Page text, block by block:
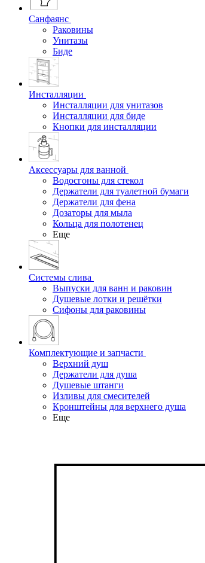
Санфаянс
Раковины
Унитазы
Биде
Инсталляции
Инсталляции для унитазов
Инсталляции для биде
Кнопки для инсталляции
Аксессуары для ванной
Водосгоны для стекол
Держатели для туалетной бумаги
Держатели для фена
Дозаторы для мыла
Кольца для полотенец
Еще
Системы слива
Выпуски для ванн и раковин
Душевые лотки и решётки
Сифоны для раковины
Комплектующие и запчасти
Верхний душ
Держатели для душа
Душевые штанги
Изливы для смесителей
Кронштейны для верхнего душа
Еще